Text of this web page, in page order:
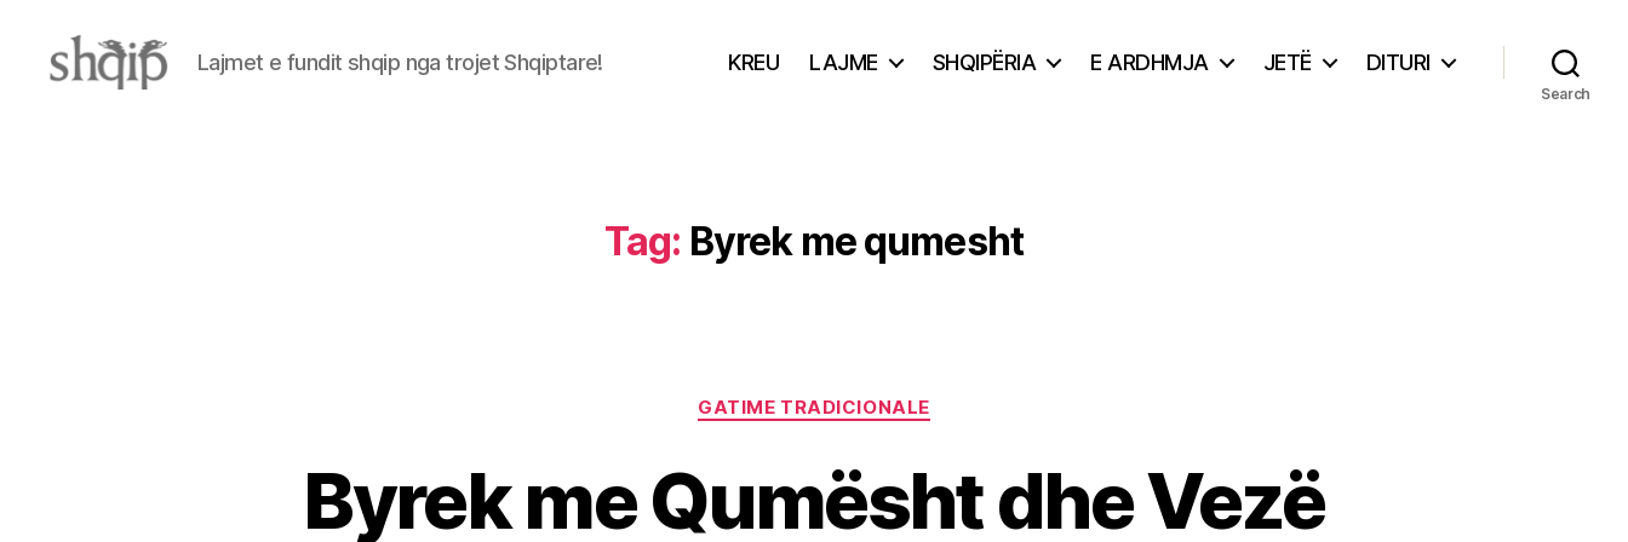
Lajmet e fundit shqip nga trojet Shqiptare! KREU LAJME SHQIPËRIA E ARDHMJA JETË DITURI
Search
Tag: Byrek me qumesht
Categories
GATIME TRADICIONALE
Byrek me Qumësht dhe Vezë